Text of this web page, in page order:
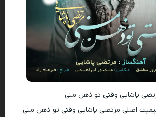
پاشایی وقتی تو ذهن منی
کیفیت اصلی مرتضی پاشایی وقتی تو ذهن منی